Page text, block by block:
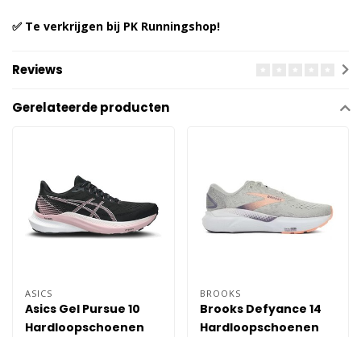
✅ Te verkrijgen bij PK Runningshop!
Reviews
Gerelateerde producten
ASICS
Asics Gel Pursue 10
Hardloopschoenen
BROOKS
Brooks Defyance 14
Hardloopschoenen